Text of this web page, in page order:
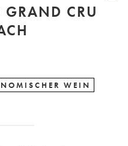
GRAND CRU
WEIN